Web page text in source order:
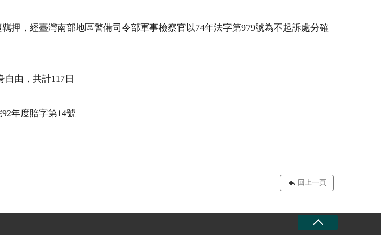
押，經臺灣南部地區警備司令部軍事檢察官以74年法字第979號為不起訴處分確
自由，共計117日
年度賠字第14號
回上一頁